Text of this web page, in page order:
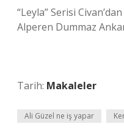
“Leyla” Serisi
Alperen Dummaz
Tarih: Makaleler
Ali Güzel ne iş yapar